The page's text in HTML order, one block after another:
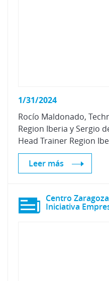
1/31/2024
Rocío Maldonado,
Region Iberia y Sergio
Leer más
Centro
Iniciativa